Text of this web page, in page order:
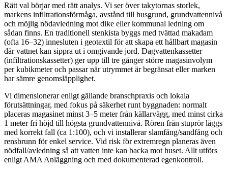
Rätt val börjar med rätt analys. Vi ser över takytornas storlek,
markens infiltrationsförmåga, avstånd till husgrund, grundvattennivå
och möjlig nödavledning mot dike eller kommunal ledning om
sådan finns. En traditionell stenkista byggs med tvättad makadam
(ofta 16–32) innesluten i geotextil för att skapa ett hållbart magasin
där vattnet kan sippra ut i omgivande jord. Dagvattenkassetter
(infiltrationskassetter) ger upp till tre gånger större magasinvolym
per kubikmeter och passar när utrymmet är begränsat eller marken
har sämre genomsläpplighet.
Vi dimensionerar enligt gällande branschpraxis och lokala
förutsättningar, med fokus på säkerhet runt byggnaden: normalt
placeras magasinet minst 3–5 meter från källarvägg, med minst cirka
1 meter fri höjd till högsta grundvattennivå. Rören från stuprör läggs
med korrekt fall (ca 1:100), och vi installerar slamfång/sandfång och
rensbrunn för enkel service. Vid risk för extremregn planeras även
nödfall/avledning så att vatten inte kan backa mot huset. Allt utförs
enligt AMA Anläggning och med dokumenterad egenkontroll.